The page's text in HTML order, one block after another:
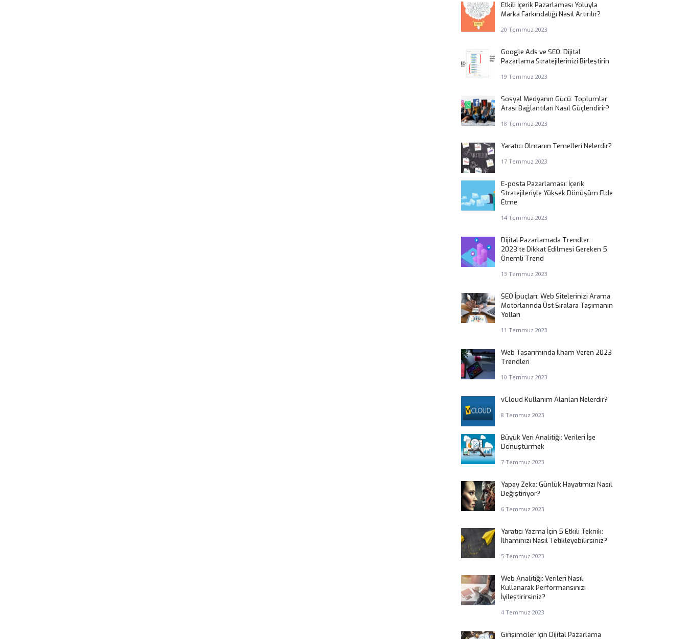
Etkili İçerik Pazarlaması Yoluyla
Marka Farkındalığı Nasıl Artırılır?
20 Temmuz 2023
Google Ads ve SEO: Dijital
Pazarlama Stratejilerinizi Birleştirin
19 Temmuz 2023
Sosyal Medyanın Gücü: Toplumlar
Arası Bağlantıları Nasıl Güçlendirir?
18 Temmuz 2023
Yaratıcı Olmanın Temelleri Nelerdir?
17 Temmuz 2023
E-posta Pazarlaması: İçerik
Stratejileriyle Yüksek Dönüşüm Elde
Etme
14 Temmuz 2023
Dijital Pazarlamada Trendler:
2023’te Dikkat Edilmesi Gereken 5
Önemli Trend
13 Temmuz 2023
SEO İpuçları: Web Sitelerinizi Arama
Motorlarında Üst Sıralara Taşımanın
Yolları
11 Temmuz 2023
Web Tasarımında İlham Veren 2023
Trendleri
10 Temmuz 2023
vCloud Kullanım Alanları Nelerdir?
8 Temmuz 2023
Büyük Veri Analitiği: Verileri İşe
Dönüştürmek
7 Temmuz 2023
Yapay Zeka: Günlük Hayatımızı Nasıl
Değiştiriyor?
6 Temmuz 2023
Yaratıcı Yazma İçin 5 Etkili Teknik:
İlhamınızı Nasıl Tetikleyebilirsiniz?
5 Temmuz 2023
Web Analitiği: Verileri Nasıl
Kullanarak Performansınızı
İyileştirirsiniz?
4 Temmuz 2023
Girişimciler İçin Dijital Pazarlama